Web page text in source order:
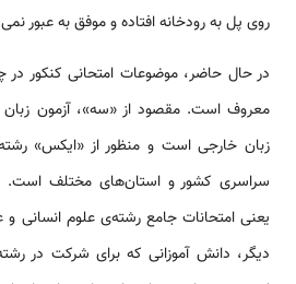
روی پل به رودخانه افتاده و موفق به عبور
معروف است. مقصود از «سه»، آزمون زبان
زبان خارجی است و منظور از «ایکس»
سراسری کشور و استان­‌های مختلف است.
یعنی امتحانات جامع رشته­‌ی علوم انسانی
دیگر، دانش آموزانی که برای شرکت در